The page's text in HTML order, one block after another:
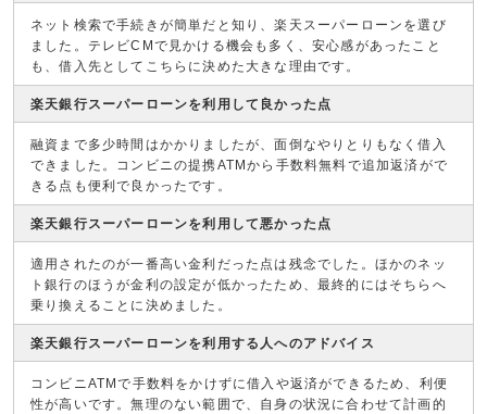
ネット検索で手続きが簡単だと知り、楽天スーパーローンを選び
ました。テレビCMで見かける機会も多く、安心感があったこと
も、借入先としてこちらに決めた大きな理由です。
楽天銀行スーパーローンを利用して良かった点
融資まで多少時間はかかりましたが、面倒なやりとりもなく借入
できました。コンビニの提携ATMから手数料無料で追加返済がで
きる点も便利で良かったです。
楽天銀行スーパーローンを利用して悪かった点
適用されたのが一番高い金利だった点は残念でした。ほかのネッ
ト銀行のほうが金利の設定が低かったため、最終的にはそちらへ
乗り換えることに決めました。
楽天銀行スーパーローンを利用する人へのアドバイス
コンビニATMで手数料をかけずに借入や返済ができるため、利便
性が高いです。無理のない範囲で、自身の状況に合わせて計画的